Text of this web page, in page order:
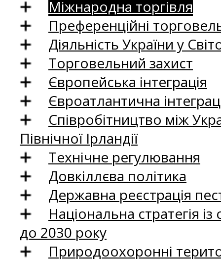
Міжнародна торгівля
Преференційні
Діяльність України у
Торговельний захист
Європейська інтеграція
Євроатлантична
Співробітництво між
Північної Ірландії
Технічне регулювання
Довкіллєва політика
Державна реєстрація
Національна стратегія
до 2030 року
Природоохоронні